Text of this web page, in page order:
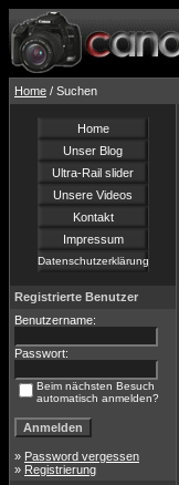
Home / Suchen
Home
Unser Blog
Ultra-Rail slider
Unsere Videos
Kontakt
Impressum
Datenschutzerklärung
Registrierte Benutzer
Benutzername:
Passwort:
Beim nächsten Besuch
automatisch anmelden?
» Password vergessen
» Registrierung